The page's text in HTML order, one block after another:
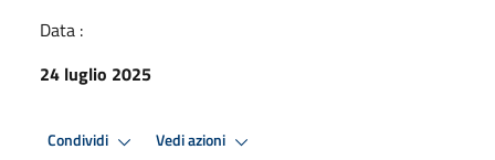
Data :
24 luglio 2025
Condividi Vedi azioni